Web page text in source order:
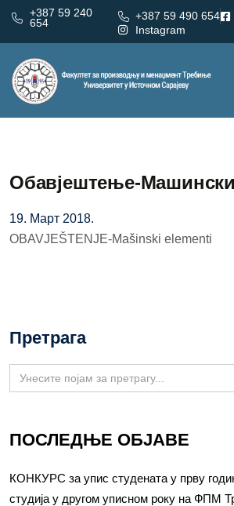
+387 59 240
654
+387 59 490 654
Instagram
Oбавјештење-
19. Март 2018.
OBAVJEŠTENJE-Mašinski elementi
Претрага
Search
for:
ПОСЛЕДЊЕ ОБЈАВЕ
КОНКУРС за упис студената у прву
студија у другом уписном року на ФПМ